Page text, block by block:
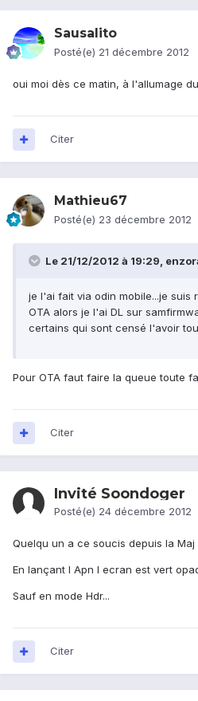
Sausalito
Posté(e) 21 décembre 2012
oui moi dès ce matin, à l'allumage
Citer
Mathieu67
Posté(e) 23 décembre 2012
Le 21/12/2012 à 19:29,
je l'ai fait via odin mobile...je
OTA alors je l'ai DL sur
certains qui sont censé l'avoir
Pour OTA faut faire la queue toute
Citer
Invité Soondoger
Posté(e) 24 décembre 2012
Quelqu un a ce soucis depuis la Maj
En lançant l Apn l ecran est vert
Sauf en mode Hdr...
Citer